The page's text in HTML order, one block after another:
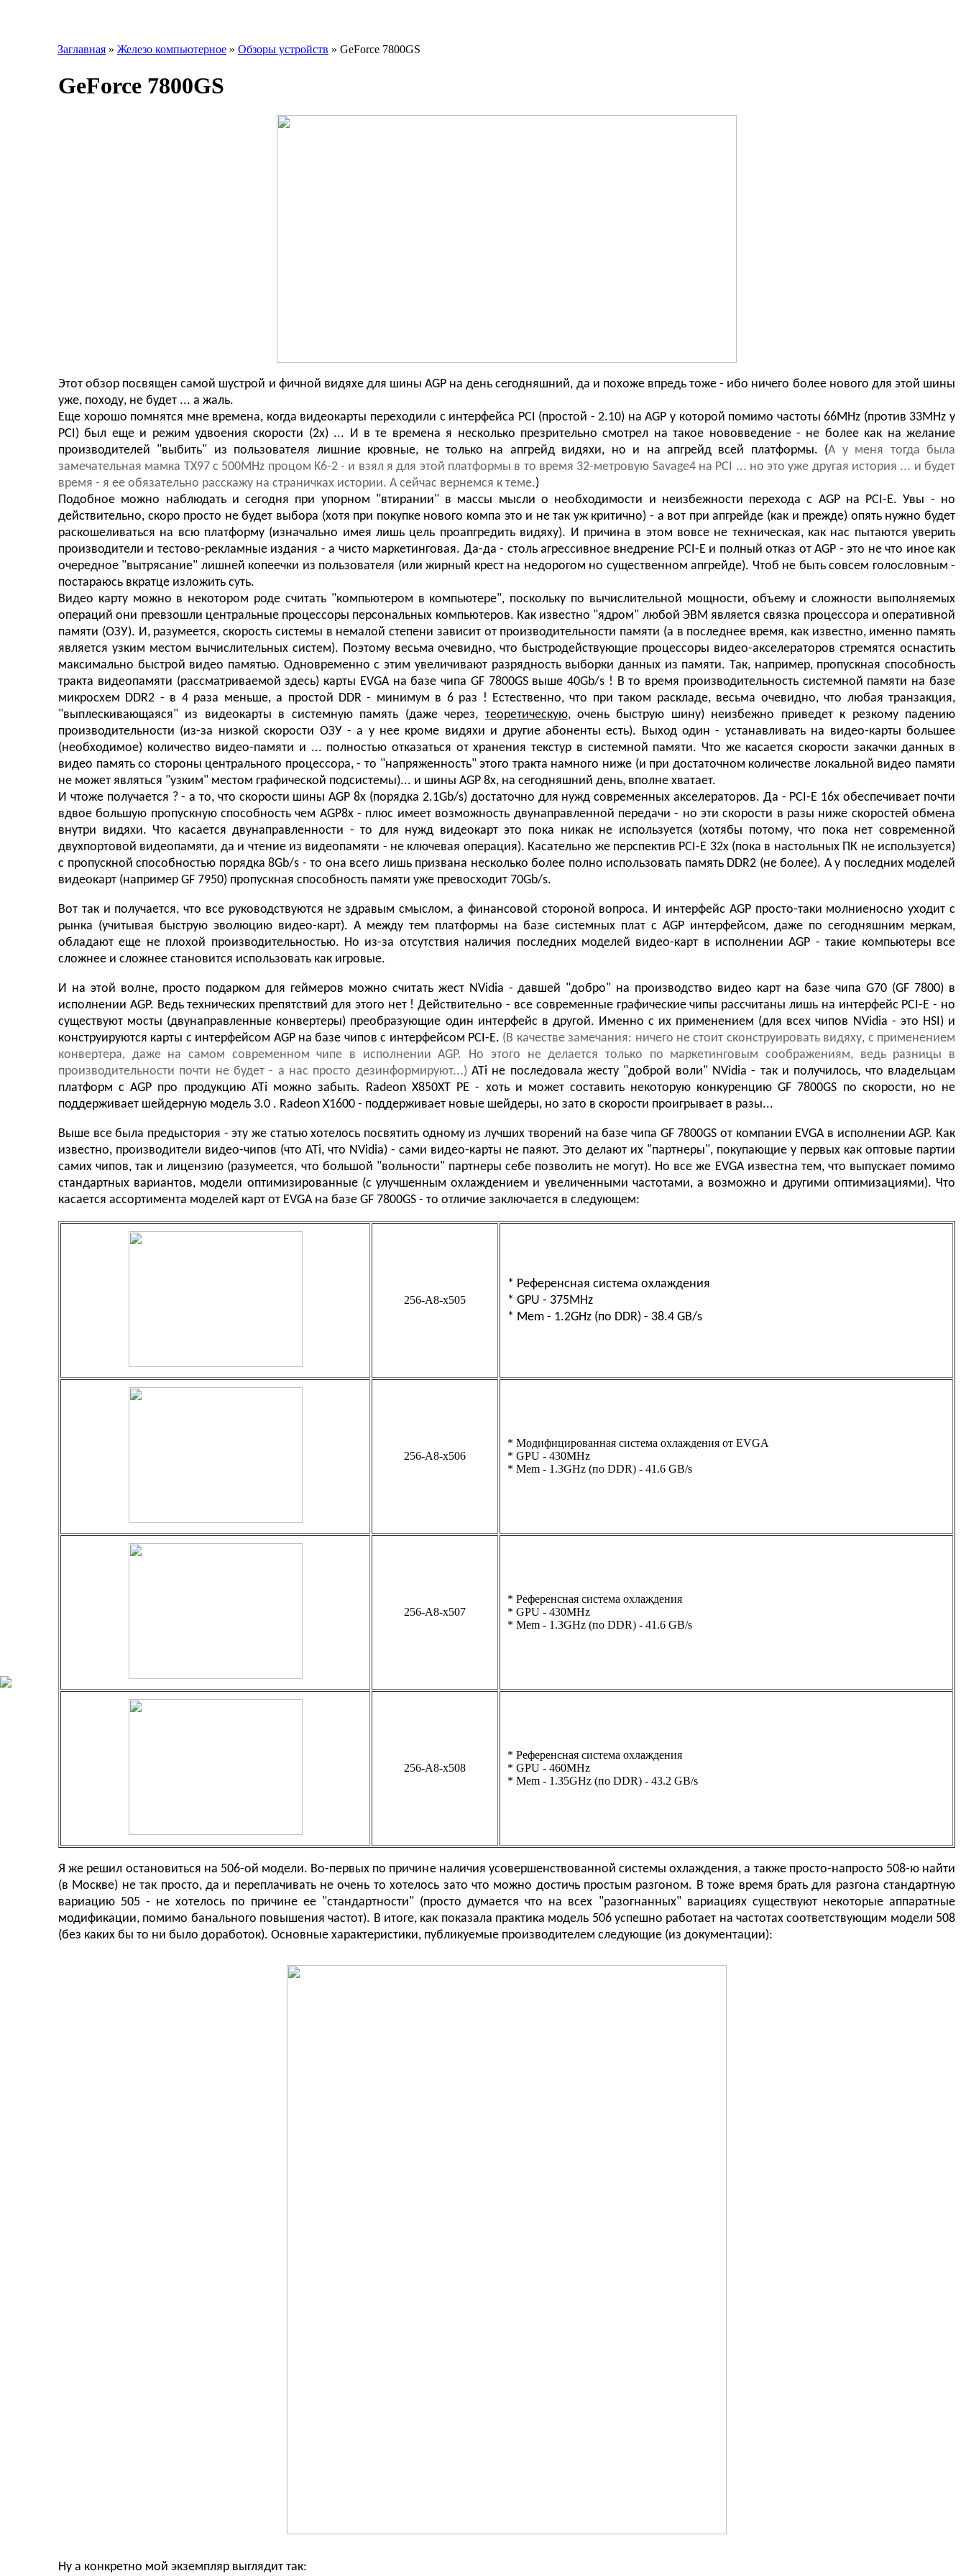
GeForce 7800GS
Этот обзор посвящен самой шустрой и фичной видяхе для шины AGP на день сегодняшний, да и похоже впредь тоже - ибо ничего более нового для этой шины
уже, походу, не будет ... а жаль.
Еще хорошо помнятся мне времена, когда видеокарты переходили с интерфейса PCI (простой - 2.10) на AGP у которой помимо частоты 66MHz (против 33MHz у
PCI) был еще и режим удвоения скорости (2x) ... И в те времена я несколько презрительно смотрел на такое нововведение - не более как на желание
производителей "выбить" из пользователя лишние кровные, не только на апгрейд видяхи, но и на апгрейд всей платформы. (А у меня тогда была
замечательная мамка TX97 с 500MHz процом K6-2 - и взял я для этой платформы в то время 32-метровую Savage4 на PCI ... но это уже другая история ... и будет
время - я ее обязательно расскажу на страничках истории. А сейчас вернемся к теме.)
Подобное можно наблюдать и сегодня при упорном "втирании" в массы мысли о необходимости и неизбежности перехода с AGP на PCI-E. Увы - но
действительно, скоро просто не будет выбора (хотя при покупке нового компа это и не так уж критично) - а вот при апгрейде (как и прежде) опять нужно будет
раскошеливаться на всю платформу (изначально имея лишь цель проапгредить видяху). И причина в этом вовсе не техническая, как нас пытаются уверить
производители и тестово-рекламные издания - а чисто маркетинговая. Да-да - столь агрессивное внедрение PCI-E и полный отказ от AGP - это не что иное как
очередное "вытрясание" лишней копеечки из пользователя (или жирный крест на недорогом но существенном апгрейде). Чтоб не быть совсем голословным -
постараюсь вкратце изложить суть.
Видео карту можно в некотором роде считать "компьютером в компьютере", поскольку по вычислительной мощности, объему и сложности выполняемых
операций они превзошли центральные процессоры персональных компьютеров. Как известно "ядром" любой ЭВМ является связка процессора и оперативной
памяти (ОЗУ). И, разумеется, скорость системы в немалой степени зависит от производительности памяти (а в последнее время, как известно, именно память
является узким местом вычислительных систем). Поэтому весьма очевидно, что быстродействующие процессоры видео-акселераторов стремятся оснастить
максимально быстрой видео памятью. Одновременно с этим увеличивают разрядность выборки данных из памяти. Так, например, пропускная способность
тракта видеопамяти (рассматриваемой здесь) карты EVGA на базе чипа GF 7800GS выше 40Gb/s ! В то время производительность системной памяти на базе
микросхем DDR2 - в 4 раза меньше, а простой DDR - минимум в 6 раз ! Естественно, что при таком раскладе, весьма очевидно, что любая транзакция,
"выплескивающаяся" из видеокарты в системную память (даже через, теоретическую, очень быструю шину) неизбежно приведет к резкому падению
производительности (из-за низкой скорости ОЗУ - а у нее кроме видяхи и другие абоненты есть). Выход один - устанавливать на видео-карты большее
(необходимое) количество видео-памяти и ... полностью отказаться от хранения текстур в системной памяти. Что же касается скорости закачки данных в
видео память со стороны центрального процессора, - то "напряженность" этого тракта намного ниже (и при достаточном количестве локальной видео памяти
не может являться "узким" местом графической подсистемы)... и шины AGP 8x, на сегодняшний день, вполне хватает.
И чтоже получается ? - а то, что скорости шины AGP 8x (порядка 2.1Gb/s) достаточно для нужд современных акселераторов. Да - PCI-E 16х обеспечивает почти
вдвое большую пропускную способность чем AGP8x - плюс имеет возможность двунаправленной передачи - но эти скорости в разы ниже скоростей обмена
внутри видяхи. Что касается двунаправленности - то для нужд видеокарт это пока никак не используется (хотябы потому, что пока нет современной
двухпортовой видеопамяти, да и чтение из видеопамяти - не ключевая операция). Касательно же перспектив PCI-E 32x (пока в настольных ПК не используется)
с пропускной способностью порядка 8Gb/s - то она всего лишь призвана несколько более полно использовать память DDR2 (не более). А у последних моделей
видеокарт (например GF 7950) пропускная способность памяти уже превосходит 70Gb/s.
Вот так и получается, что все руководствуются не здравым смыслом, а финансовой стороной вопроса. И интерфейс AGP просто-таки молниеносно уходит с
рынка (учитывая быструю эволюцию видео-карт). А между тем платформы на базе системных плат с AGP интерфейсом, даже по сегодняшним меркам,
обладают еще не плохой производительностью. Но из-за отсутствия наличия последних моделей видео-карт в исполнении AGP - такие компьютеры все
сложнее и сложнее становится использовать как игровые.
И на этой волне, просто подарком для геймеров можно считать жест NVidia - давшей "добро" на производство видео карт на базе чипа G70 (GF 7800) в
исполнении AGP. Ведь технических препятствий для этого нет ! Действительно - все современные графические чипы рассчитаны лишь на интерфейс PCI-E - но
существуют мосты (двунаправленные конвертеры) преобразующие один интерфейс в другой. Именно с их применением (для всех чипов NVidia - это HSI) и
конструируются карты с интерфейсом AGP на базе чипов с интерфейсом PCI-E. (В качестве замечания: ничего не стоит сконструировать видяху, с применением
конвертера, даже на самом современном чипе в исполнении AGP. Но этого не делается только по маркетинговым соображениям, ведь разницы в
производительности почти не будет - а нас просто дезинформируют...) ATi не последовала жесту "доброй воли" NVidia - так и получилось, что владельцам
платформ с AGP про продукцию ATi можно забыть. Radeon X850XT PE - хоть и может составить некоторую конкуренцию GF 7800GS по скорости, но не
поддерживает шейдерную модель 3.0 . Radeon X1600 - поддерживает новые шейдеры, но зато в скорости проигрывает в разы...
Выше все была предыстория - эту же статью хотелось посвятить одному из лучших творений на базе чипа GF 7800GS от компании EVGA в исполнении AGP. Как
известно, производители видео-чипов (что ATi, что NVidia) - сами видео-карты не паяют. Это делают их "партнеры", покупающие у первых как оптовые партии
самих чипов, так и лицензию (разумеется, что большой "вольности" партнеры себе позволить не могут). Но все же EVGA известна тем, что выпускает помимо
стандартных вариантов, модели оптимизированные (с улучшенным охлаждением и увеличенными частотами, а возможно и другими оптимизациями). Что
касается ассортимента моделей карт от EVGA на базе GF 7800GS - то отличие заключается в следующем:
256-A8-х505
* Референсная система охлаждения
* GPU - 375MHz
* Mem - 1.2GHz (по DDR) - 38.4 GB/s
256-A8-х506
* Модифицированная система охлаждения от EVGA
* GPU - 430MHz
* Mem - 1.3GHz (по DDR) - 41.6 GB/s
256-A8-х507
* Референсная система охлаждения
* GPU - 430MHz
* Mem - 1.3GHz (по DDR) - 41.6 GB/s
256-A8-х508
* Референсная система охлаждения
* GPU - 460MHz
* Mem - 1.35GHz (по DDR) - 43.2 GB/s
Я же решил остановиться на 506-ой модели. Во-первых по причине наличия усовершенствованной системы охлаждения, а также просто-напросто 508-ю найти
(в Москве) не так просто, да и переплачивать не очень то хотелось зато что можно достичь простым разгоном. В тоже время брать для разгона стандартную
вариацию 505 - не хотелось по причине ее "стандартности" (просто думается что на всех "разогнанных" вариациях существуют некоторые аппаратные
модификации, помимо банального повышения частот). В итоге, как показала практика модель 506 успешно работает на частотах соответствующим модели 508
(без каких бы то ни было доработок). Основные характеристики, публикуемые производителем следующие (из документации):
Ну а конкретно мой экземпляр выглядит так:
Заглавная » Железо компьютерное » Обзоры устройств » GeForce 7800GS